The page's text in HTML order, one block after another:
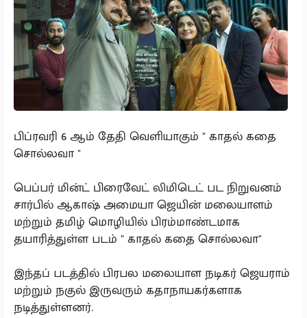
பிப்ரவரி 6 ஆம் தேதி வெளியாகும் " காதல் கதை
சொல்லவா "
பெப்பர் மின்ட் பிரைவேட் லிமிடெட் பட நிறுவனம்
சார்பில் ஆகாஷ் அமையா ஜெயின் மலையாளம்
மற்றும் தமிழ் மொழியில் பிரம்மாண்டமாக
தயாரித்துள்ள படம் " காதல் கதை சொல்லவா"
இந்தப் படத்தில் பிரபல மலையாள நடிகர் ஜெயராம்
மற்றும் நகுல் இருவரும் கதாநாயகர்களாக
நடித்துள்ளனர்.